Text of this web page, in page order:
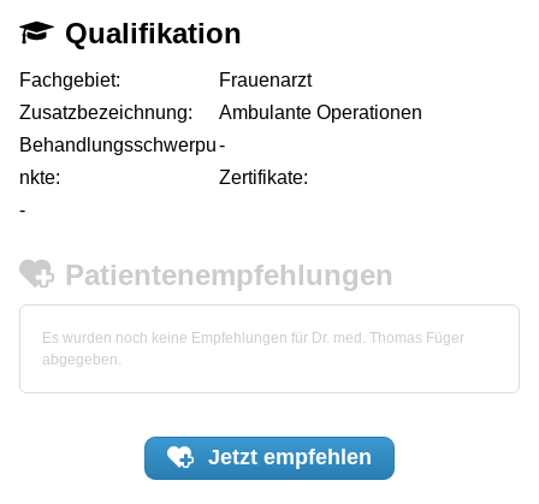
Qualifikation
Fachgebiet:
Frauenarzt
Zusatzbezeichnung:
Ambulante Operationen
Behandlungsschwerpu
nkte:
-
Zertifikate:
-
Patientenempfehlungen
Es wurden noch keine Empfehlungen für Dr. med. Thomas Füger
abgegeben.
Jetzt empfehlen